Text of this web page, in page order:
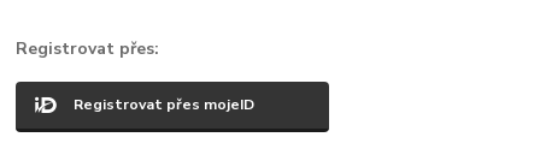
Registrovat přes:
Registrovat přes mojeID